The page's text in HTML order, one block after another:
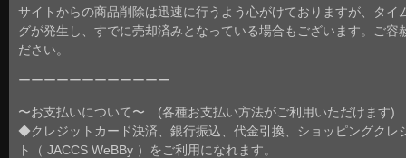
サイトからの商品削除は迅速に行うよう心がけておりますが、タイ
グが発生し、すでに売却済みとなっている場合もございます。ご容
ださい。
ーーーーーーーーーーーー
〜お支払いについて〜 (各種お支払い方法がご利用いただけます)
◆クレジットカード決済、銀行振込、代金引換、ショッピングクレ
ト（ JACCS WeBBy ）をご利用になれます。